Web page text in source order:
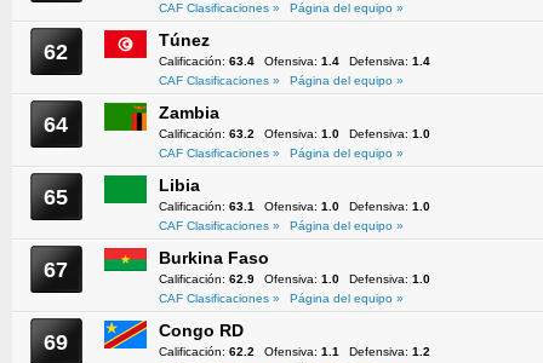
CAF Clasificaciones »
Página del equipo »
62 Túnez
Calificación: 63.4 Ofensiva: 1.4 Defensiva: 1.4
CAF Clasificaciones »
Página del equipo »
64 Zambia
Calificación: 63.2 Ofensiva: 1.0 Defensiva: 1.0
CAF Clasificaciones »
Página del equipo »
65 Libia
Calificación: 63.1 Ofensiva: 1.0 Defensiva: 1.0
CAF Clasificaciones »
Página del equipo »
67 Burkina Faso
Calificación: 62.9 Ofensiva: 1.0 Defensiva: 1.0
CAF Clasificaciones »
Página del equipo »
69 Congo RD
Calificación: 62.2 Ofensiva: 1.1 Defensiva: 1.2